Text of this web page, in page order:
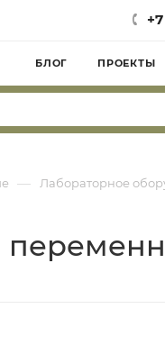
БЛОГ ПРОЕКТЫ
— Лабораторное